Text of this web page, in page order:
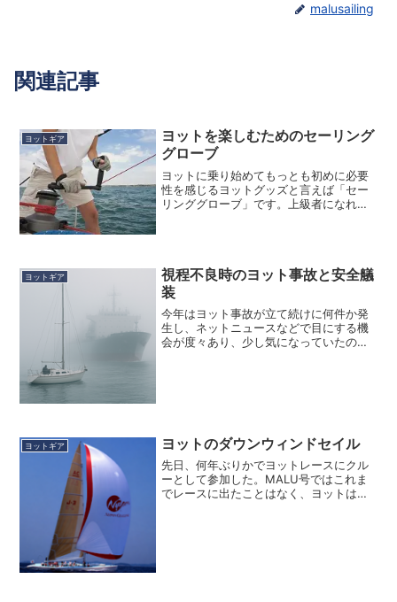
malusailing
関連記事
ヨットギア
ヨットを楽しむためのセーリング
グローブ
ヨットに乗り始めてもっとも初めに必要
性を感じるヨットグッズと言えば「セー
リンググローブ」です。上級者になれば
ヨットギア
視程不良時のヨット事故と安全艤
装
今年はヨット事故が立て続けに何件か発
生し、ネットニュースなどで目にする機
会が度々あり、少し気になっていたので
ヨットギア ヨットのダウンウィンドセイル
先日、何年ぶりかでヨットレースにクル
ーとして参加した。MALU号ではこれま
でレースに出たことはなく、ヨットはも